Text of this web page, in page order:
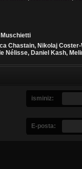
Chastain, Nikolaj Coster-
Nélisse, Daniel Kash,
isminiz:
E-posta: